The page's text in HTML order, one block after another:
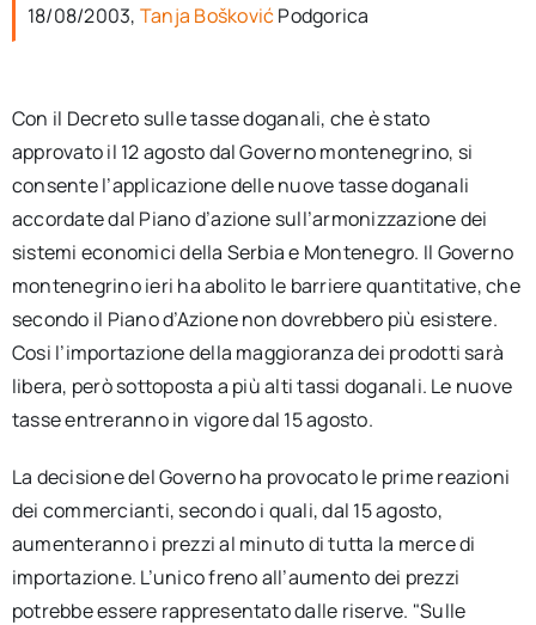
18/08/2003, Tanja BoškovićPodgorica
Con il Decreto sulle tasse doganali, che è stato
approvato il 12 agosto dal Governo montenegrino, si
consente l’applicazione delle nuove tasse doganali
accordate dal Piano d’azione sull’armonizzazione dei
sistemi economici della Serbia e Montenegro. Il Governo
montenegrino ieri ha abolito le barriere quantitative, che
secondo il Piano d’Azione non dovrebbero più esistere.
Cosi l’importazione della maggioranza dei prodotti sarà
libera, però sottoposta a più alti tassi doganali. Le nuove
tasse entreranno in vigore dal 15 agosto.
La decisione del Governo ha provocato le prime reazioni
dei commercianti, secondo i quali, dal 15 agosto,
aumenteranno i prezzi al minuto di tutta la merce di
importazione. L’unico freno all’aumento dei prezzi
potrebbe essere rappresentato dalle riserve. "Sulle